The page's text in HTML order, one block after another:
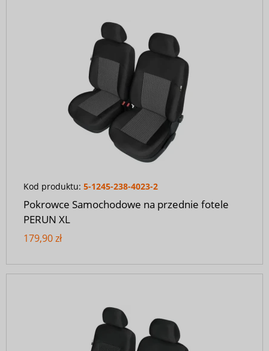
Kod produktu: 5-1245-238-4023-2
Pokrowce Samochodowe na przednie fotele
PERUN XL
179,90 zł